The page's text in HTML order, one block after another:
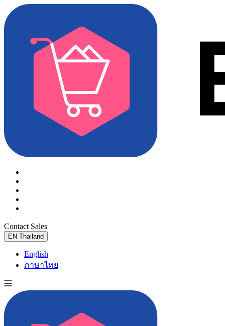
Contact Sales
EN Thailand
English
ภาษาไทย